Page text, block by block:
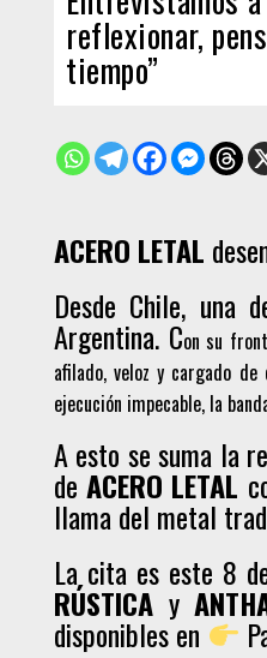
reflexionar,
tiempo”
ACERO LETAL
Desde Chile, una
Argentina. Con su
afilado, veloz y cargado
ejecución impecable, la
A esto se suma la
deACERO LETAL
llama del metal
La cita es este 8
RÚSTICA y
disponibles en